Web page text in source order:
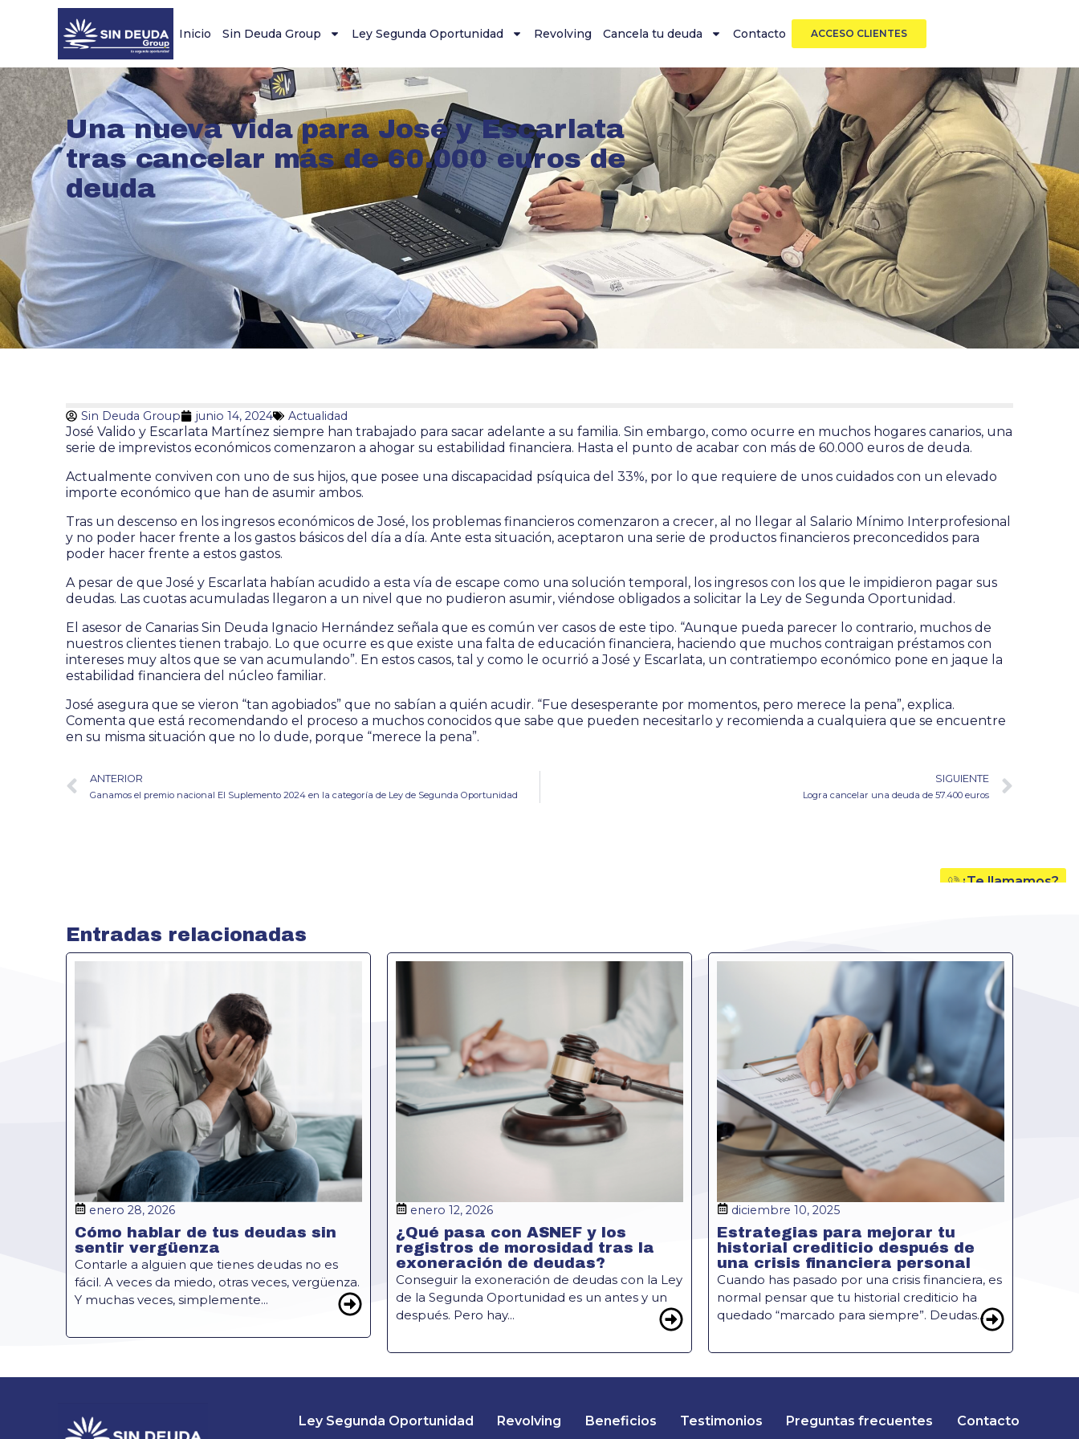
Inicio Sin Deuda Group Ley Segunda Oportunidad Revolving Cancela tu deuda Contacto ACCESO CLIENTES
¿Te llamamos?
Una nueva vida para José y Escarlata
tras cancelar más de 60.000 euros de
deuda
Sin Deuda Group junio 14, 2024 Actualidad
José Valido y Escarlata Martínez siempre han trabajado para sacar adelante a su familia. Sin embargo, como ocurre en muchos hogares canarios, una
serie de imprevistos económicos comenzaron a ahogar su estabilidad financiera. Hasta el punto de acabar con más de 60.000 euros de deuda.
Actualmente conviven con uno de sus hijos, que posee una discapacidad psíquica del 33%, por lo que requiere de unos cuidados con un elevado
importe económico que han de asumir ambos.
Tras un descenso en los ingresos económicos de José, los problemas financieros comenzaron a crecer, al no llegar al Salario Mínimo Interprofesional
y no poder hacer frente a los gastos básicos del día a día. Ante esta situación, aceptaron una serie de productos financieros preconcedidos para
poder hacer frente a estos gastos.
A pesar de que José y Escarlata habían acudido a esta vía de escape como una solución temporal, los ingresos con los que le impidieron pagar sus
deudas. Las cuotas acumuladas llegaron a un nivel que no pudieron asumir, viéndose obligados a solicitar la Ley de Segunda Oportunidad.
El asesor de Canarias Sin Deuda Ignacio Hernández señala que es común ver casos de este tipo. “Aunque pueda parecer lo contrario, muchos de
nuestros clientes tienen trabajo. Lo que ocurre es que existe una falta de educación financiera, haciendo que muchos contraigan préstamos con
intereses muy altos que se van acumulando”. En estos casos, tal y como le ocurrió a José y Escarlata, un contratiempo económico pone en jaque la
estabilidad financiera del núcleo familiar.
José asegura que se vieron “tan agobiados” que no sabían a quién acudir. “Fue desesperante por momentos, pero merece la pena”, explica.
Comenta que está recomendando el proceso a muchos conocidos que sabe que pueden necesitarlo y recomienda a cualquiera que se encuentre
en su misma situación que no lo dude, porque “merece la pena”.
ANTERIOR
Ganamos el premio nacional El Suplemento 2024 en la categoría de Ley de Segunda Oportunidad
SIGUIENTE
Logra cancelar una deuda de 57.400 euros
Entradas relacionadas
enero 28, 2026
Cómo hablar de tus deudas sin
sentir vergüenza
Contarle a alguien que tienes deudas no es
fácil. A veces da miedo, otras veces, vergüenza.
Y muchas veces, simplemente...
enero 12, 2026
¿Qué pasa con ASNEF y los
registros de morosidad tras la
exoneración de deudas?
Conseguir la exoneración de deudas con la Ley
de la Segunda Oportunidad es un antes y un
después. Pero hay...
diciembre 10, 2025
Estrategias para mejorar tu
historial crediticio después de
una crisis financiera personal
Cuando has pasado por una crisis financiera, es
normal pensar que tu historial crediticio ha
quedado “marcado para siempre”. Deudas...
Ley Segunda Oportunidad Revolving Beneficios Testimonios Preguntas frecuentes Contacto